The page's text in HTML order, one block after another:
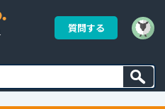
質問する